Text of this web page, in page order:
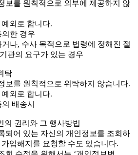
보를 원칙적으로 외부에 제공하지 않
외로 합니다.
한 경우
나, 수사 목적으로 법령에 정해진 절
관의 요구가 있는 경우
탁
보를 원칙적으로 위탁하지 않습니다.
외로 합니다.
배송시
의 권리와 그 행사방법
되어 있는 자신의 개인정보를 조회하
입해지를 요청할 수도 있습니다.